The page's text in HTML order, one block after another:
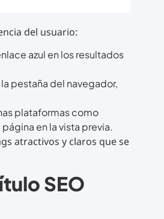
del usuario:
azul en los resultados
pestaña del navegador,
plataformas como
en la vista previa.
atractivos y claros que se
SEO